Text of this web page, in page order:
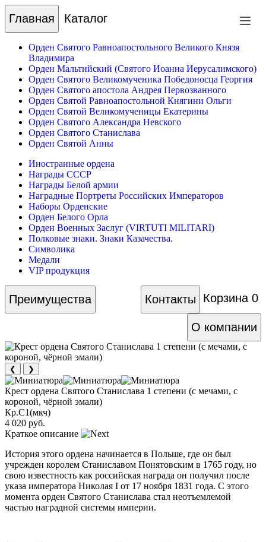
Главная Каталог
Орден Святого Равноапостольного Великого Князя
Владимира
Орден Мальтийский (Святого Иоанна Иерусалимского)
Орден Святого Великомученика Победоносца Георгия
Орден Святого апостола Андрея Первозванного
Орден Святой Равноапостольной Княгини Ольги
Орден Святой Великомученицы Екатерины
Орден Святого Александра Невского
Орден Святого Станислава
Орден Святой Анны
Иностранные ордена
Награды СССР
Награды Белой армии
Наградные Портреты Российских Императоров
Наборы Орденские
Орден Белого Орла
Орден Военных Заслуг (VIRTUTI MILITARI)
Полковые знаки. Знаки Казачества.
Символика
Медали
VIP продукция
Преимущества Корзина 0
Контакты
О компании
❮ ❯
Крест ордена Святого Станислава 1 степени (с мечами, с
короной, чёрной эмали)
Кр.С1(мкч)
4 020 руб.
Краткое описание
История этого ордена начинается в Польше, где он был
учрежден королем Станиславом Понятовским в 1765 году, но
свою известность как российская награда он получил после
указа императора Николая I от 17 ноября 1831 года. С этого
момента орден Святого Станислава стал неотъемлемой
частью наградной системы империи.